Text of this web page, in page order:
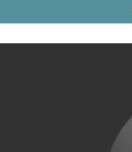
ARTICLES